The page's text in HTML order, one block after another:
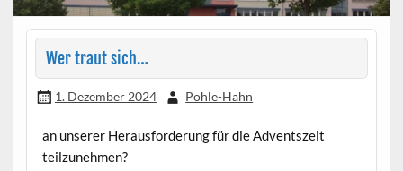
Wer traut sich…
1. Dezember 2024 Pohle-Hahn
an unserer Herausforderung für die Adventszeit
teilzunehmen?